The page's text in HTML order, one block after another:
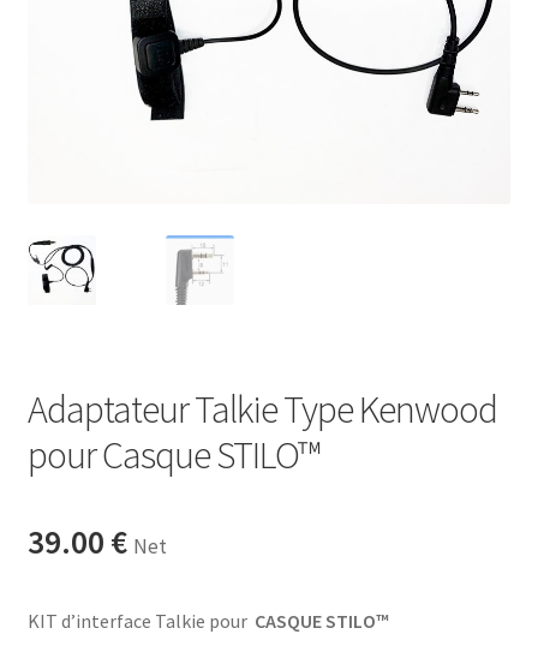
Adaptateur Talkie Type Kenwood
pour Casque STILO™
39.00 € Net
KIT d’interface Talkie pour CASQUE STILO™